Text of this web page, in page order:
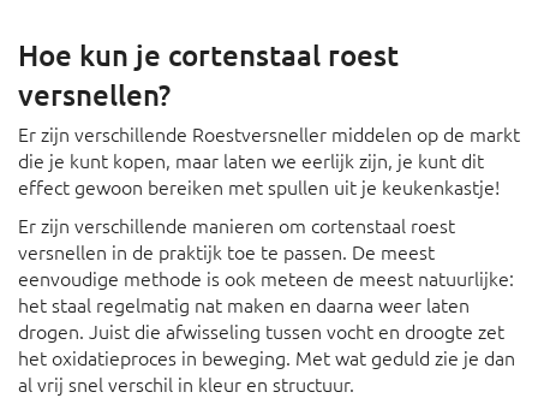
Hoe kun je cortenstaal roest
versnellen?
Er zijn verschillende Roestversneller middelen op de markt
die je kunt kopen, maar laten we eerlijk zijn, je kunt dit
effect gewoon bereiken met spullen uit je keukenkastje!
Er zijn verschillende manieren om cortenstaal roest
versnellen in de praktijk toe te passen. De meest
eenvoudige methode is ook meteen de meest natuurlijke:
het staal regelmatig nat maken en daarna weer laten
drogen. Juist die afwisseling tussen vocht en droogte zet
het oxidatieproces in beweging. Met wat geduld zie je dan
al vrij snel verschil in kleur en structuur.